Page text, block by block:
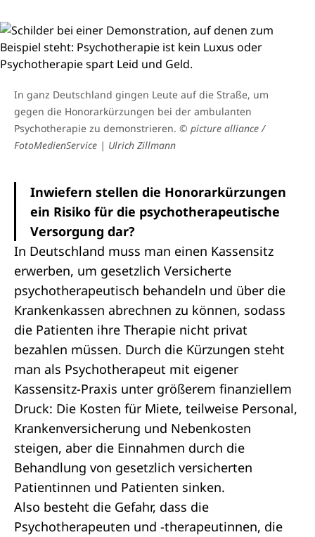
In ganz Deutschland gingen Leute auf die Straße, um
gegen die Honorarkürzungen bei der ambulanten
Psychotherapie zu demonstrieren. © picture alliance /
FotoMedienService | Ulrich Zillmann
Inwiefern stellen die Honorarkürzungen
ein Risiko für die psychotherapeutische
Versorgung dar?
In Deutschland muss man einen Kassensitz
erwerben, um gesetzlich Versicherte
psychotherapeutisch behandeln und über die
Krankenkassen abrechnen zu können, sodass
die Patienten ihre Therapie nicht privat
bezahlen müssen. Durch die Kürzungen steht
man als Psychotherapeut mit eigener
Kassensitz-Praxis unter größerem finanziellem
Druck: Die Kosten für Miete, teilweise Personal,
Krankenversicherung und Nebenkosten
steigen, aber die Einnahmen durch die
Behandlung von gesetzlich versicherten
Patientinnen und Patienten sinken.
Also besteht die Gefahr, dass die
Psychotherapeuten und -therapeutinnen, die